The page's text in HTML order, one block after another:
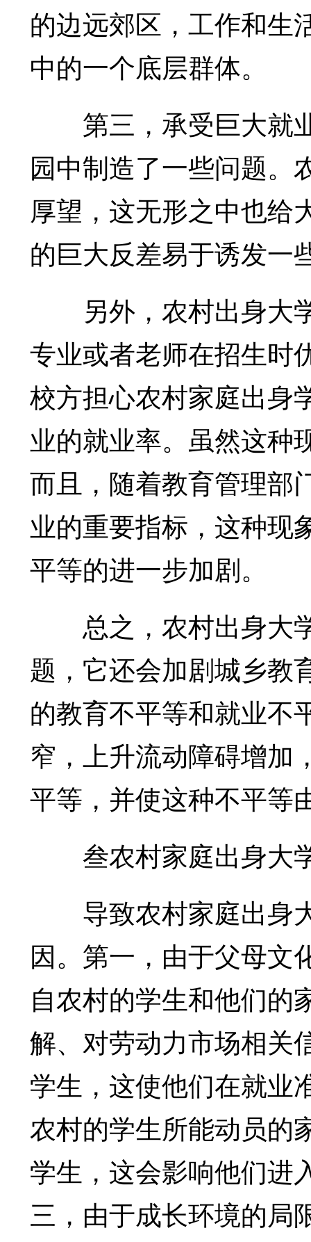
的边远郊区，工作和生
中的一个底层群体。
第三，承受巨大就
园中制造了一些问题。
厚望，这无形之中也给
的巨大反差易于诱发一
另外，农村出身大
专业或者老师在招生时
校方担心农村家庭出身
业的就业率。虽然这种
而且，随着教育管理部
业的重要指标，这种现
平等的进一步加剧。
总之，农村出身大
题，它还会加剧城乡教
的教育不平等和就业不
窄，上升流动障碍增加
平等，并使这种不平等
叁农村家庭出身大
导致农村家庭出身
因。第一，由于父母文
自农村的学生和他们的
解、对劳动力市场相关
学生，这使他们在就业
农村的学生所能动员的
学生，这会影响他们进
三，由于成长环境的局